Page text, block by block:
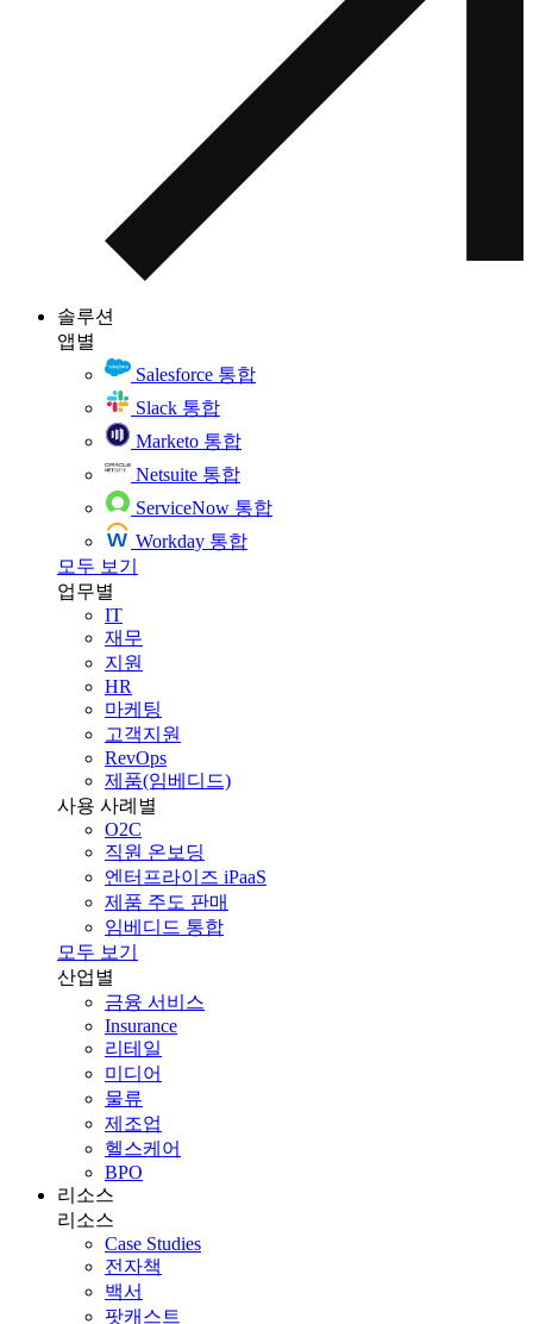
솔루션
앱별
Salesforce 통합
Slack 통합
Marketo 통합
Netsuite 통합
ServiceNow 통합
Workday 통합
모두 보기
업무별
IT
재무
지원
HR
마케팅
고객지원
RevOps
제품(임베디드)
사용 사례별
O2C
직원 온보딩
엔터프라이즈 iPaaS
제품 주도 판매
임베디드 통합
모두 보기
산업별
금융 서비스
Insurance
리테일
미디어
물류
제조업
헬스케어
BPO
리소스
리소스
Case Studies
전자책
백서
팟캐스트